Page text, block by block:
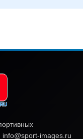
images.ru